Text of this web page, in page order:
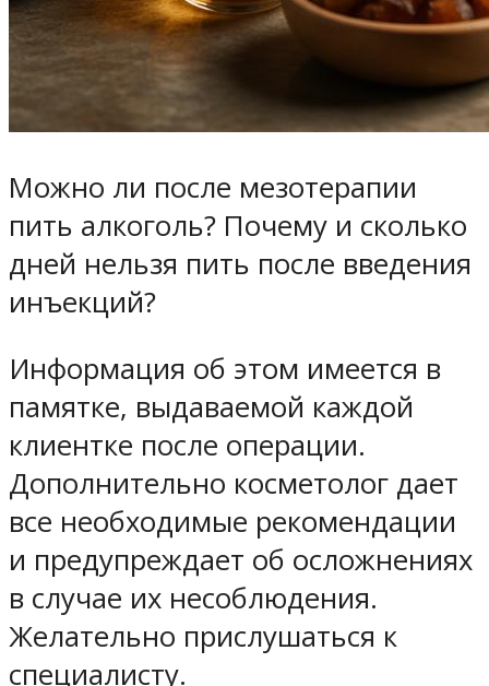
Можно ли после мезотерапии
пить алкоголь? Почему и сколько
дней нельзя пить после введения
инъекций?
Информация об этом имеется в
памятке, выдаваемой каждой
клиентке после операции.
Дополнительно косметолог дает
все необходимые рекомендации
и предупреждает об осложнениях
в случае их несоблюдения.
Желательно прислушаться к
специалисту.